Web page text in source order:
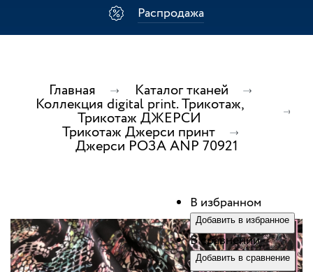
Распродажа
Главная Каталог тканей
Коллекция digital print. Трикотаж,
Трикотаж ДЖЕРСИ
Трикотаж Джерси принт
Джерси РОЗА ANP 70921
В избранном
Добавить в избранное
В сравнении
Добавить в сравнение